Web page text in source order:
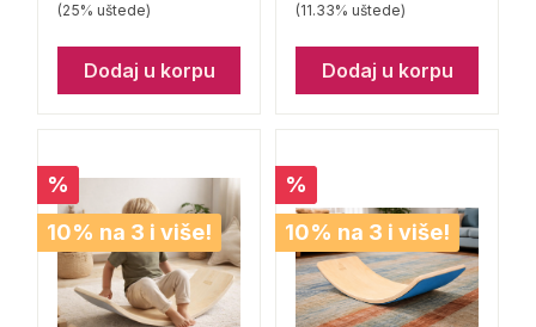
(25% uštede)
Dodaj u korpu
(11.33% uštede)
Dodaj u korpu
%
10% na 3 i više!
%
10% na 3 i više!